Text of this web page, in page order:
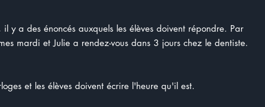
y a des énoncés auxquels les élèves doivent répondre. Par
mardi et Julie a rendez-vous dans 3 jours chez le dentiste.
et les élèves doivent écrire l'heure qu'il est.